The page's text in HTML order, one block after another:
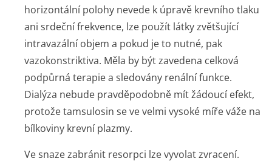
horizontální polohy nevede k úpravě krevního tlaku
ani srdeční frekvence, lze použít látky zvětšující
intravazální objem a pokud je to nutné, pak
vazokonstriktiva. Měla by být zavedena celková
podpůrná terapie a sledovány renální funkce.
Dialýza nebude pravděpodobně mít žádoucí efekt,
protože tamsulosin se ve velmi vysoké míře váže na
bílkoviny krevní plazmy.
Ve snaze zabránit resorpci lze vyvolat zvracení.